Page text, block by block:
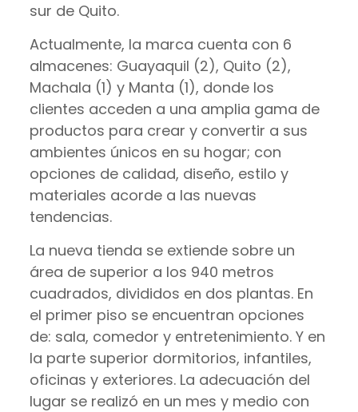
sur de Quito.
Actualmente, la marca cuenta con 6
almacenes: Guayaquil (2), Quito (2),
Machala (1) y Manta (1), donde los
clientes acceden a una amplia gama de
productos para crear y convertir a sus
ambientes únicos en su hogar; con
opciones de calidad, diseño, estilo y
materiales acorde a las nuevas
tendencias.
La nueva tienda se extiende sobre un
área de superior a los 940 metros
cuadrados, divididos en dos plantas. En
el primer piso se encuentran opciones
de: sala, comedor y entretenimiento. Y en
la parte superior dormitorios, infantiles,
oficinas y exteriores. La adecuación del
lugar se realizó en un mes y medio con